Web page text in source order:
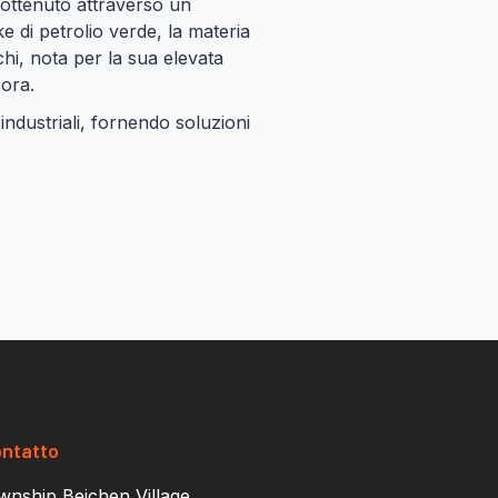
attraverso un
di petrolio verde, la materia
nota per la sua elevata
fornendo soluzioni